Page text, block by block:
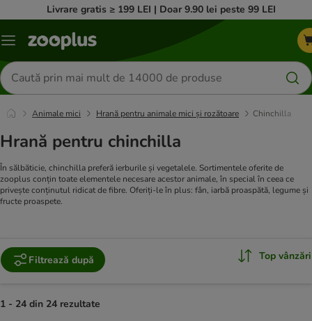
Livrare gratis ≥ 199 LEI | Doar 9.90 lei peste 99 LEI
Categorii
Căutare
produse
Animale mici Hrană pentru animale mici și rozătoare Chinchilla
Hrană pentru chinchilla
În sălbăticie, chinchilla preferă ierburile și vegetalele. Sortimentele oferite de
zooplus conțin toate elementele necesare acestor animale, în special în ceea ce
privește conținutul ridicat de fibre. Oferiți-le în plus: fân, iarbă proaspătă, legume și
fructe proaspete.
Filtrează după Top vânzări
1 - 24 din 24 rezultate